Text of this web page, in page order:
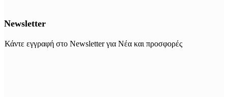
Newsletter
Κάντε εγγραφή στο Newsletter για Νέα και προσφορές